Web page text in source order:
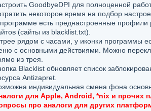
GoodbyeDPI для полноценной
некоторое время на подбор
есть преднастроенные профили
(сайты из blacklist.txt).
рядом с часами, у иконки программы
с основными действиями. Можно
из трея.
Blacklist обновляет список
Antizapret.
индивидуальная смена фона
для Apple, Android, *nix и прочих
про аналоги для других